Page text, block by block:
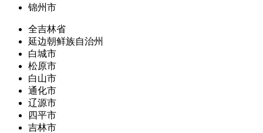
锦州市
全吉林省
延边朝鲜族自治州
白城市
松原市
白山市
通化市
辽源市
四平市
吉林市